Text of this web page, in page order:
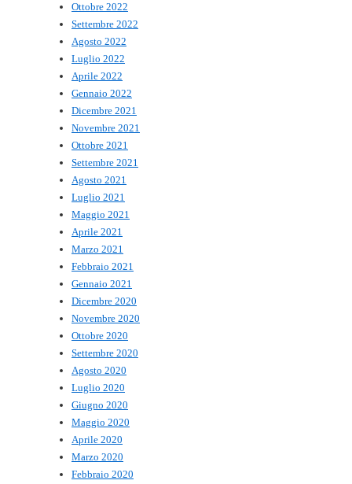
Ottobre 2022
Settembre 2022
Agosto 2022
Luglio 2022
Aprile 2022
Gennaio 2022
Dicembre 2021
Novembre 2021
Ottobre 2021
Settembre 2021
Agosto 2021
Luglio 2021
Maggio 2021
Aprile 2021
Marzo 2021
Febbraio 2021
Gennaio 2021
Dicembre 2020
Novembre 2020
Ottobre 2020
Settembre 2020
Agosto 2020
Luglio 2020
Giugno 2020
Maggio 2020
Aprile 2020
Marzo 2020
Febbraio 2020